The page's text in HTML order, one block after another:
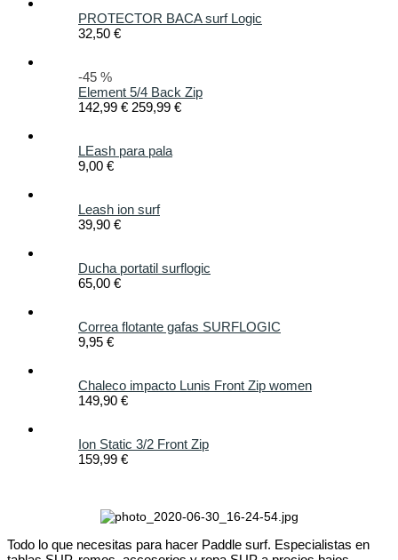
PROTECTOR BACA surf Logic
32,50 €
-45 %
Element 5/4 Back Zip
142,99 € 259,99 €
LEash para pala
9,00 €
Leash ion surf
39,90 €
Ducha portatil surflogic
65,00 €
Correa flotante gafas SURFLOGIC
9,95 €
Chaleco impacto Lunis Front Zip women
149,90 €
Ion Static 3/2 Front Zip
159,99 €
Todo lo que necesitas para hacer Paddle surf. Especialistas en